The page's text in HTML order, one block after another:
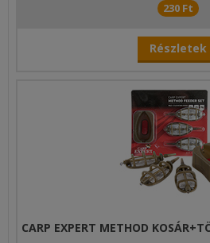
230 Ft
Részletek
CARP EXPERT METHOD